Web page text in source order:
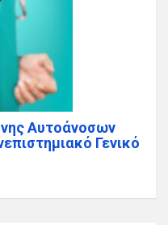
Αυτοάνοσων
Γενικό